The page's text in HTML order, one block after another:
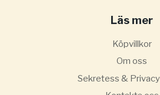
Läs mer
Köpvillkor
Om oss
Sekretess &